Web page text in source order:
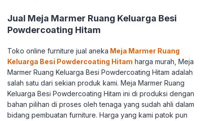
Jual Meja Marmer Ruang Keluarga Besi
Powdercoating Hitam
Toko online furniture jual aneka Meja Marmer Ruang
Keluarga Besi Powdercoating Hitam harga murah, Meja
Marmer Ruang Keluarga Besi Powdercoating Hitam adalah
salah satu dari sekian produk kami. Meja Marmer Ruang
Keluarga Besi Powdercoating Hitam ini di produksi dengan
bahan pilihan di proses oleh tenaga yang sudah ahli dalam
bidang pembuatan furniture. Harga yang kami patok pun